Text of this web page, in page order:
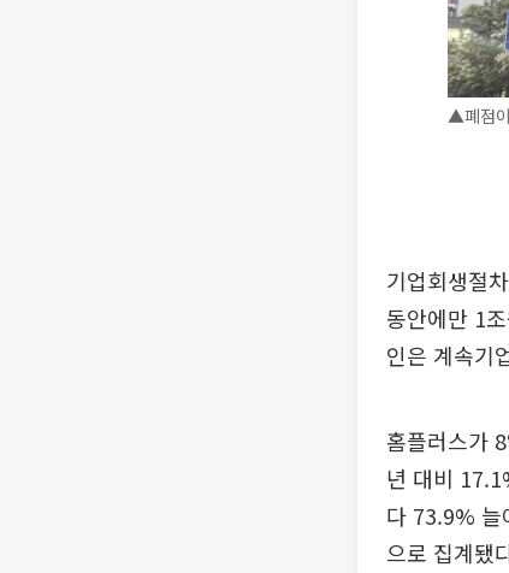
▲폐점
기업회생절
동안에만 1
인은 계속기
홈플러스가
년 대비
다 73.9% 늘
으로 집계됐